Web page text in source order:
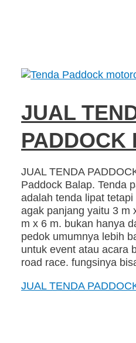
JUAL
PADDOCK
JUAL TENDA
Paddock Balap. Tenda
adalah tenda lipat
agak panjang yaitu 3 m
m x 6 m. bukan hanya
pedok umumnya lebih
untuk event atau acara
road race. fungsinya
JUAL TENDA